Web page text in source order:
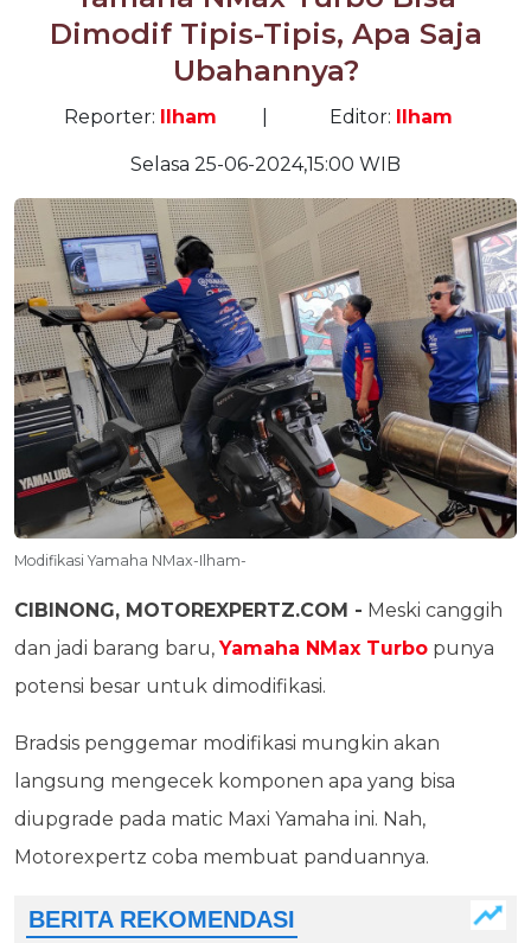
Dimodif Tipis-Tipis, Apa Saja
Ubahannya?
Reporter: Ilham Editor: Ilham
Selasa 25-06-2024,15:00 WIB
Modifikasi Yamaha NMax-Ilham-
CIBINONG, MOTOREXPERTZ.COM - Meski canggih
dan jadi barang baru,Yamaha NMax Turbo punya
potensi besar untuk dimodifikasi.
Bradsis penggemar modifikasi mungkin akan
langsung mengecek komponen apa yang bisa
diupgrade pada matic Maxi Yamaha ini. Nah,
Motorexpertz coba membuat panduannya.